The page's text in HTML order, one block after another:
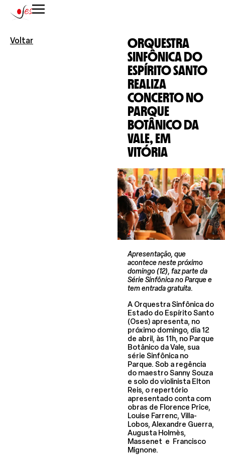
Voltar
ORQUESTRA
SINFÔNICA DO
ESPÍRITO SANTO
REALIZA
CONCERTO NO
PARQUE
BOTÂNICO DA
VALE, EM
VITÓRIA
Apresentação, que
acontece neste próximo
domingo (12), faz parte da
Série Sinfônica no Parque e
tem entrada gratuita.
A Orquestra Sinfônica do
Estado do Espírito Santo
(Oses) apresenta, no
próximo domingo, dia 12
de abril, às 11h, no Parque
Botânico da Vale, sua
série Sinfônica no
Parque. Sob a regência
do maestro Sanny Souza
e solo do violinista Elton
Reis, o repertório
apresentado conta com
obras de Florence Price,
Louise Farrenc, Villa-
Lobos, Alexandre Guerra,
Augusta Holmès,
Massenet e Francisco
Mignone.